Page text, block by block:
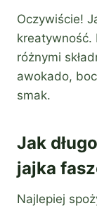
Oczywiście!
kreatywność.
różnymi
awokado,
smak.
Jak
jajka
Najlepiej